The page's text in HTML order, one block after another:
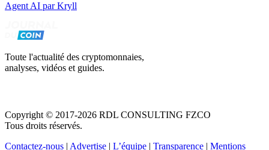
Agent AI par Kryll
Toute l'actualité des cryptomonnaies,
analyses, vidéos et guides.
Copyright © 2017-2026 RDL CONSULTING FZCO
Tous droits réservés.
Contactez-nous | Advertise | L’équipe | Transparence | Mentions